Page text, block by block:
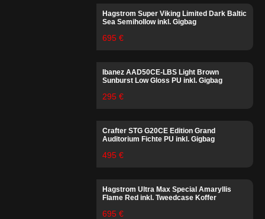
Hagstrom Super Viking Limited Dark Baltic
Sea Semihollow inkl. Gigbag
695 €
Ibanez AAD50CE-LBS Light Brown
Sunburst Low Gloss PU inkl. Gigbag
295 €
Crafter STG G20CE Edition Grand
Auditorium Fichte PU inkl. Gigbag
495 €
Hagstrom Ultra Max Special Amaryllis
Flame Red inkl. Tweedcase Koffer
695 €